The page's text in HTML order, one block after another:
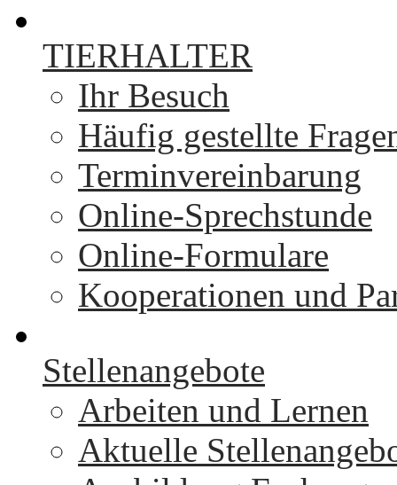
TIERHALTER
Ihr Besuch
Häufig gestellte
Terminvereinbarung
Online-Sprechstunde
Online-Formulare
Kooperationen und
Stellenangebote
Arbeiten und Lernen
Aktuelle